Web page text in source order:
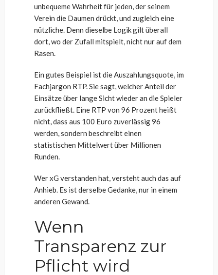
unbequeme Wahrheit für jeden, der seinem
Verein die Daumen drückt, und zugleich eine
nützliche. Denn dieselbe Logik gilt überall
dort, wo der Zufall mitspielt, nicht nur auf dem
Rasen.
Ein gutes Beispiel ist die Auszahlungsquote, im
Fachjargon RTP. Sie sagt, welcher Anteil der
Einsätze über lange Sicht wieder an die Spieler
zurückfließt. Eine RTP von 96 Prozent heißt
nicht, dass aus 100 Euro zuverlässig 96
werden, sondern beschreibt einen
statistischen Mittelwert über Millionen
Runden.
Wer xG verstanden hat, versteht auch das auf
Anhieb. Es ist derselbe Gedanke, nur in einem
anderen Gewand.
Wenn
Transparenz zur
Pflicht wird